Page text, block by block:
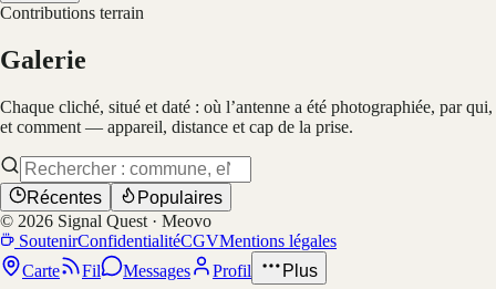
Contributions terrain
Galerie
Chaque cliché, situé et daté : où l’antenne a été photographiée, par qui,
et comment — appareil, distance et cap de la prise.
Récentes
Populaires
© 2026 Signal Quest · Meovo
SoutenirConfidentialitéCGVMentions légales
Carte
Fil Messages Profil Plus